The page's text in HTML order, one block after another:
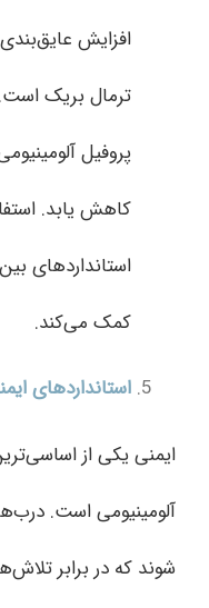
افزایش
ترمال بریک
پروفیل
کاهش یابد.
استانداردهای
کمک می‌کند.
استانداردهای
ایمنی یکی از
آلومینیومی است.
شوند که در برابر